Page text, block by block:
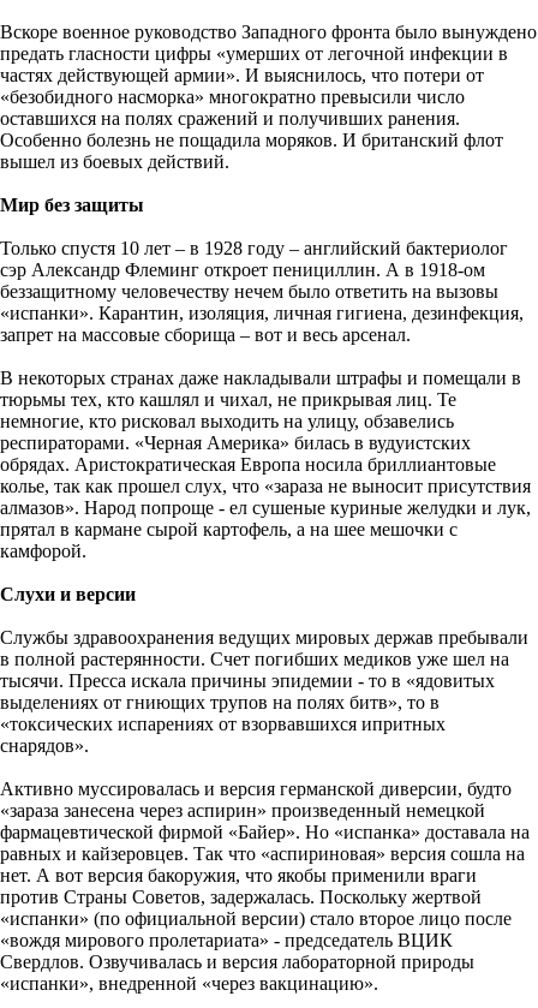
Вскоре военное руководство Западного фронта было вынуждено
предать гласности цифры «умерших от легочной инфекции в
частях действующей армии». И выяснилось, что потери от
«безобидного насморка» многократно превысили число
оставшихся на полях сражений и получивших ранения.
Особенно болезнь не пощадила моряков. И британский флот
вышел из боевых действий.
Мир без защиты
Только спустя 10 лет – в 1928 году – английский бактериолог
сэр Александр Флеминг откроет пенициллин. А в 1918-ом
беззащитному человечеству нечем было ответить на вызовы
«испанки». Карантин, изоляция, личная гигиена, дезинфекция,
запрет на массовые сборища – вот и весь арсенал.
В некоторых странах даже накладывали штрафы и помещали в
тюрьмы тех, кто кашлял и чихал, не прикрывая лиц. Те
немногие, кто рисковал выходить на улицу, обзавелись
респираторами. «Черная Америка» билась в вудуистских
обрядах. Аристократическая Европа носила бриллиантовые
колье, так как прошел слух, что «зараза не выносит присутствия
алмазов». Народ попроще - ел сушеные куриные желудки и лук,
прятал в кармане сырой картофель, а на шее мешочки с
камфорой.
Слухи и версии
Службы здравоохранения ведущих мировых держав пребывали
в полной растерянности. Счет погибших медиков уже шел на
тысячи. Пресса искала причины эпидемии - то в «ядовитых
выделениях от гниющих трупов на полях битв», то в
«токсических испарениях от взорвавшихся ипритных
снарядов».
Активно муссировалась и версия германской диверсии, будто
«зараза занесена через аспирин» произведенный немецкой
фармацевтической фирмой «Байер». Но «испанка» доставала на
равных и кайзеровцев. Так что «аспириновая» версия сошла на
нет. А вот версия бакоружия, что якобы применили враги
против Страны Советов, задержалась. Поскольку жертвой
«испанки» (по официальной версии) стало второе лицо после
«вождя мирового пролетариата» - председатель ВЦИК
Свердлов. Озвучивалась и версия лабораторной природы
«испанки», внедренной «через вакцинацию».